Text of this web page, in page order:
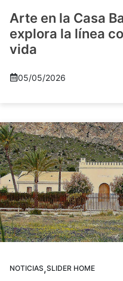
Arte en la Casa
explora la línea
vida
05/05/2026
NOTICIAS,SLIDER HOME